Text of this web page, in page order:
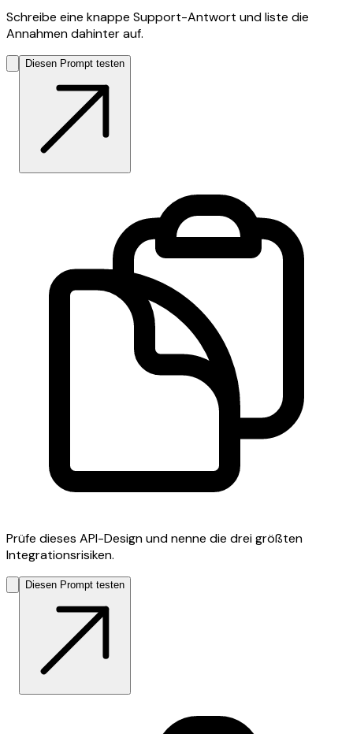
Schreibe eine knappe Support-Antwort und liste die
Annahmen dahinter auf.
Diesen Prompt testen
Prüfe dieses API-Design und nenne die drei größten
Integrationsrisiken.
Diesen Prompt testen